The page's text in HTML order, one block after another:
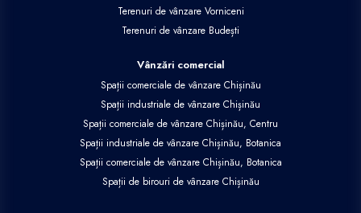
Terenuri de vânzare Vorniceni
Terenuri de vânzare Budești
Vânzări comercial
Spații comerciale de vânzare Chișinău
Spații industriale de vânzare Chișinău
Spații comerciale de vânzare Chișinău, Centru
Spații industriale de vânzare Chișinău, Botanica
Spații comerciale de vânzare Chișinău, Botanica
Spații de birouri de vânzare Chișinău